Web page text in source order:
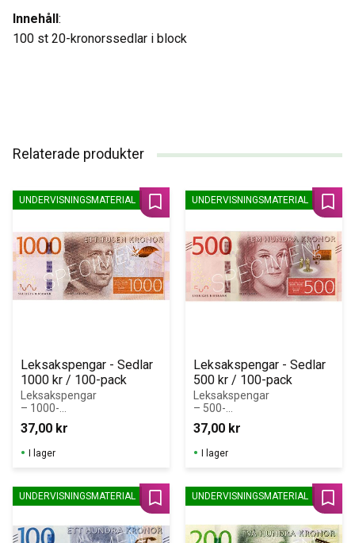
Innehåll:
100 st 20-kronorssedlar i block
Relaterade produkter
Leksakspengar - Sedlar
1000 kr / 100-pack
Leksakspengar
– 1000-
kronorssedlar i
block (100 st)
37,00 kr
UNDERVISNINGSMATERIAL
Lägg till i favoriter
I lager
Leksakspengar - Sedlar
500 kr / 100-pack
Leksakspengar
– 500-
kronorssedlar i
block (100 st)
37,00 kr
UNDERVISNINGSMATERIAL
I lager
UNDERVISNINGSMATERIAL
Lägg till i favoriter
UNDERVISNINGSMATERIAL